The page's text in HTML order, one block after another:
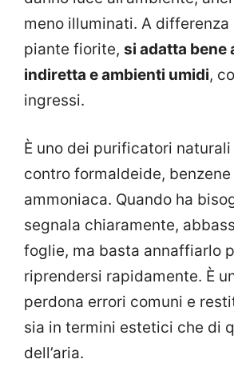
meno illuminati. A differenza
piante fiorite, si adatta bene
indiretta e ambienti umidi,
ingressi.
È uno dei purificatori
contro formaldeide, benzene
ammoniaca. Quando ha
segnala chiaramente,
foglie, ma basta annaffiarlo
riprendersi rapidamente. È
perdona errori comuni e
sia in termini estetici che di
dell’aria.